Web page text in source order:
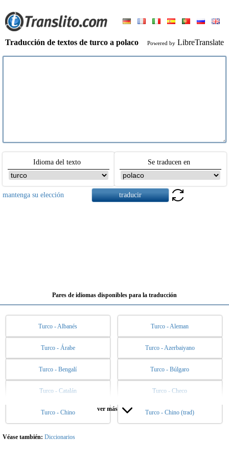
Traducción de textos de turco a polaco Powered by LibreTranslate
Idioma del texto Se traducen en
mantenga su elección
Pares de idiomas disponibles para la traducción
Turco - Albanés Turco - Aleman
Turco - Árabe Turco - Azerbaiyano
Turco - Bengalí Turco - Búlgaro
Turco - Catalán Turco - Checo
Turco - Chino Turco - Chino (trad)
Turco - Danés Turco - Eslovaco
Turco - Esloveno
ver más
Véase también: Diccionarios